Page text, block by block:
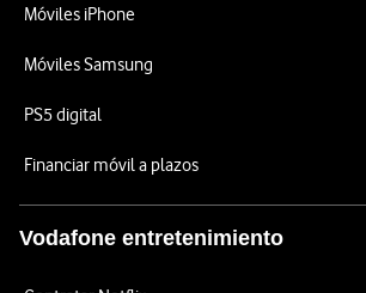
Móviles iPhone
Móviles Samsung
PS5 digital
Financiar móvil a plazos
Vodafone entretenimiento